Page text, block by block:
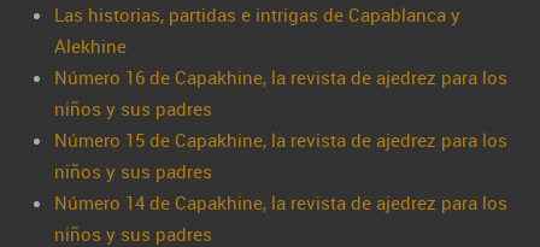
Las historias, partidas e intrigas de Capablanca y
Alekhine
Número 16 de Capakhine, la revista de ajedrez para los
niños y sus padres
Número 15 de Capakhine, la revista de ajedrez para los
niños y sus padres
Número 14 de Capakhine, la revista de ajedrez para los
niños y sus padres